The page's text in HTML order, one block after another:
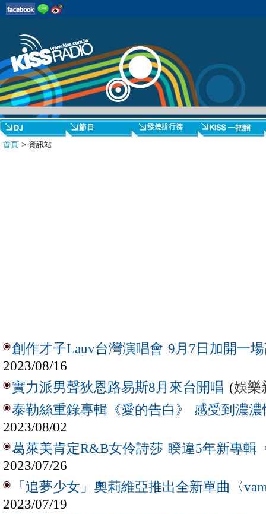
首頁 > 資訊站
創作才子Lauv台灣演唱會 9月7日加開一
2023/08/16
實力派男聲狄恩路易斯8月來台開唱 (娛樂
泰勒絲重錄專輯《愛的告白》 感受到濃
2023/08/02
葛萊美肯定R&B女伶詩莎 睽違5年新專輯
2023/07/26
「追夢少女」奧莉維亞推出全新單曲〈
2023/07/19